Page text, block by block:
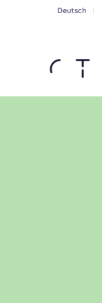
Deutsch